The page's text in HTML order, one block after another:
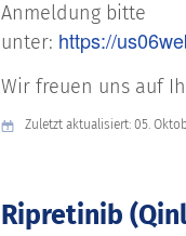
Anmeldung bitte
unter: https://
Wir freuen uns auf
Zuletzt aktualisiert: 05.
Ripretinib